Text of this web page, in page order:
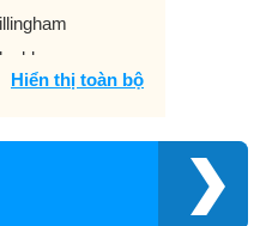
Hiển thị toàn bộ